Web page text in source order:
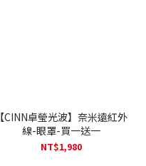
【CINN卓瑩光波】奈米遠紅外
線-眼罩-買一送一
NT$1,980